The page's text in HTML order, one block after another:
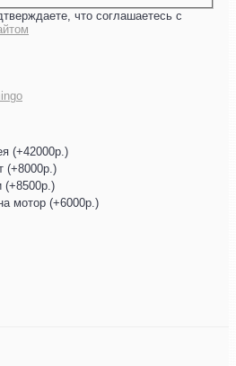
что соглашаетесь с
(+42000р.)
(+8000р.)
(+8500р.)
мотор (+6000р.)